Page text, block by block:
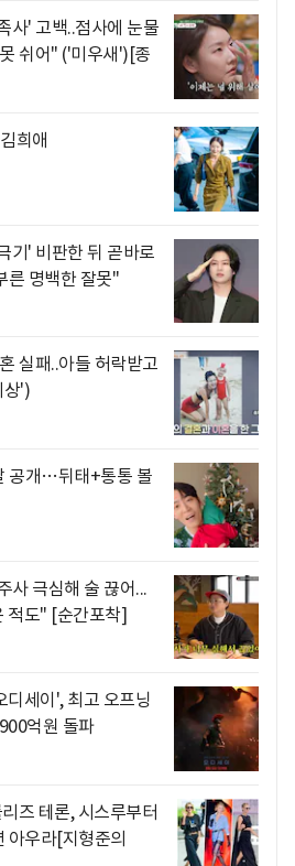
사' 고백..점사에 눈물
쉬어" ('미우새')[종
희애
기' 비판한 뒤 곧바로
명백한 잘못"
실패..아들 허락받고
상')
공개…뒤태+통통 볼
사 극심해 술 끊어...
적도" [순간포착]
디세이', 최고 오프닝
억원 돌파
즈 테론, 시스루부터
아우라[지형준의